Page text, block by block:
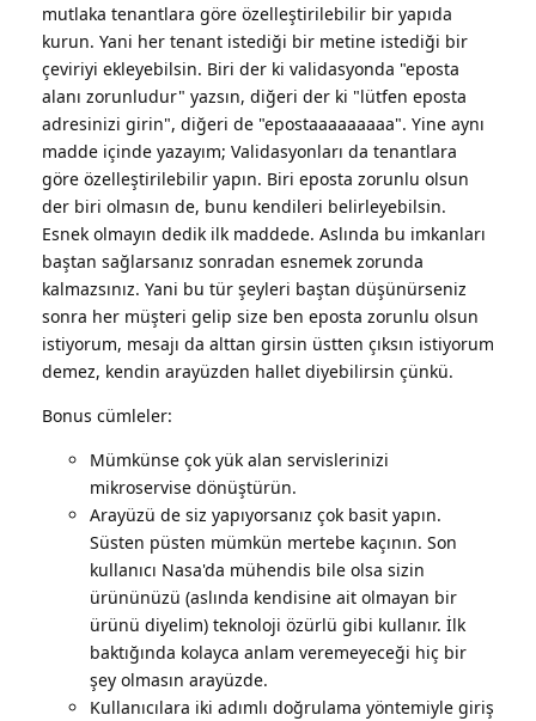
mutlaka tenantlara göre özelleştirilebilir bir yapıda
kurun. Yani her tenant istediği bir metine istediği bir
çeviriyi ekleyebilsin. Biri der ki validasyonda "eposta
alanı zorunludur" yazsın, diğeri der ki "lütfen eposta
adresinizi girin", diğeri de "epostaaaaaaaaa". Yine aynı
madde içinde yazayım; Validasyonları da tenantlara
göre özelleştirilebilir yapın. Biri eposta zorunlu olsun
der biri olmasın de, bunu kendileri belirleyebilsin.
Esnek olmayın dedik ilk maddede. Aslında bu imkanları
baştan sağlarsanız sonradan esnemek zorunda
kalmazsınız. Yani bu tür şeyleri baştan düşünürseniz
sonra her müşteri gelip size ben eposta zorunlu olsun
istiyorum, mesajı da alttan girsin üstten çıksın istiyorum
demez, kendin arayüzden hallet diyebilirsin çünkü.
Bonus cümleler:
Mümkünse çok yük alan servislerinizi
mikroservise dönüştürün.
Arayüzü de siz yapıyorsanız çok basit yapın.
Süsten püsten mümkün mertebe kaçının. Son
kullanıcı Nasa'da mühendis bile olsa sizin
ürününüzü (aslında kendisine ait olmayan bir
ürünü diyelim) teknoloji özürlü gibi kullanır. İlk
baktığında kolayca anlam veremeyeceği hiç bir
şey olmasın arayüzde.
Kullanıcılara iki adımlı doğrulama yöntemiyle giriş